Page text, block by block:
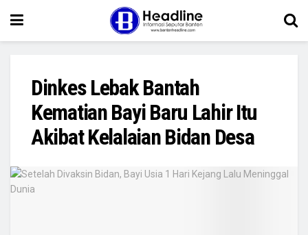
Dinkes Lebak Bantah
Kematian Bayi Baru Lahir Itu
Akibat Kelalaian Bidan Desa